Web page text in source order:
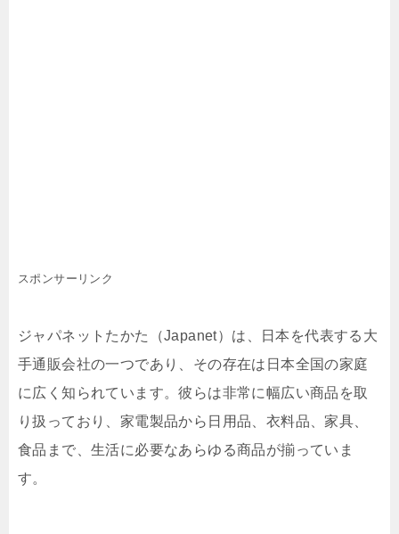
スポンサーリンク
ジャパネットたかた（Japanet）は、日本を代表する大
手通販会社の一つであり、その存在は日本全国の家庭
に広く知られています。彼らは非常に幅広い商品を取
り扱っており、家電製品から日用品、衣料品、家具、
食品まで、生活に必要なあらゆる商品が揃っていま
す。